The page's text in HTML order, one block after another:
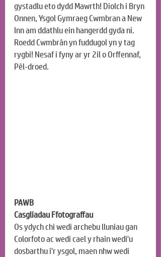
gystadlu eto dydd Mawrth! Diolch i Bryn
Onnen, Ysgol Gymraeg Cwmbran a New
Inn am ddathlu ein hangerdd gyda ni.
Roedd Cwmbrân yn fuddugol yn y tag
rygbi! Nesaf i fyny ar yr 2il o Orffennaf,
Pêl-droed.
PAWB
Casgliadau Ffotograffau
Os ydych chi wedi archebu lluniau gan
Colorfoto ac wedi cael y rhain wedi'u
dosbarthu i'r ysgol, maen nhw wedi